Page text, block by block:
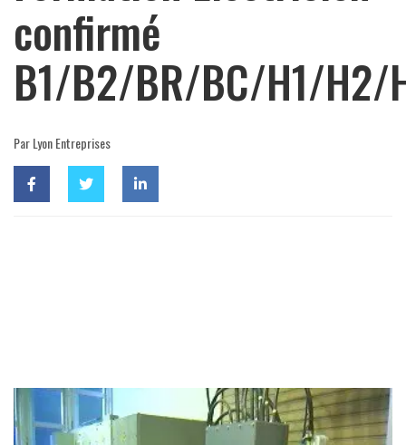
confirmé
B1/B2/BR/BC/H1/H2/
Par Lyon Entreprises